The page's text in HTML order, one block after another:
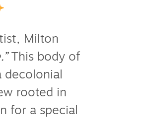
Milton
This body of
decolonial
rooted in
for a special